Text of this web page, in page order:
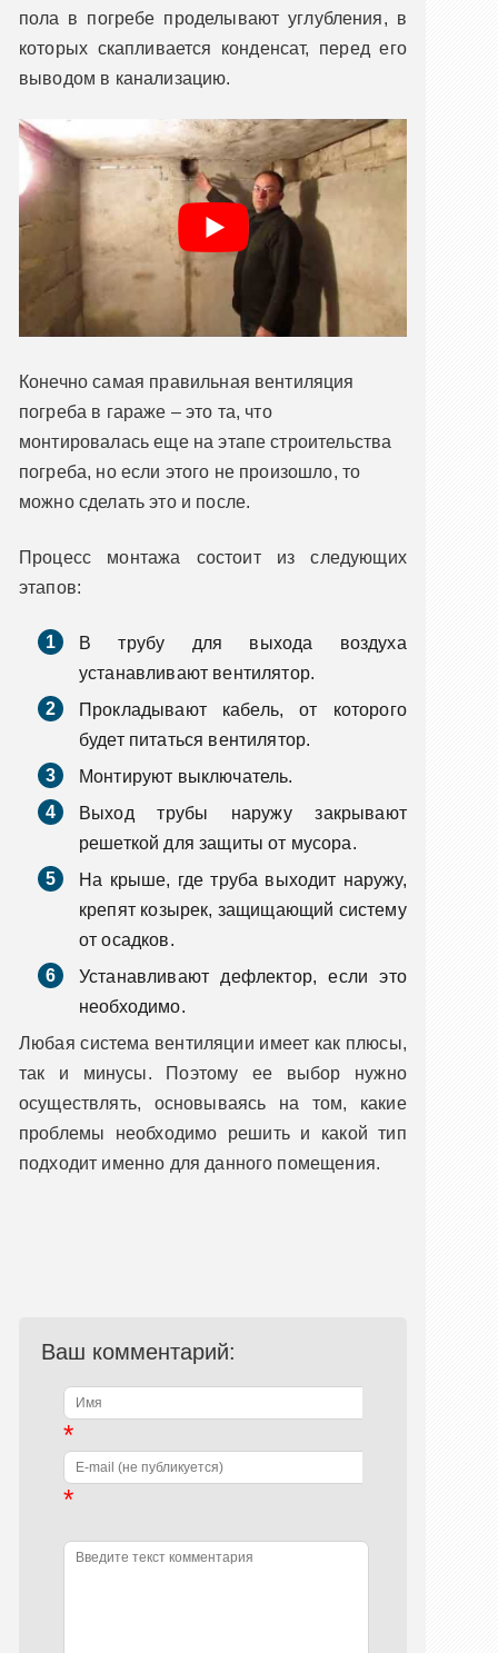
пола в погребе проделывают углубления, в
которых скапливается конденсат, перед его
выводом в канализацию.
Конечно самая правильная вентиляция
погреба в гараже – это та, что
монтировалась еще на этапе строительства
погреба, но если этого не произошло, то
можно сделать это и после.
Процесс монтажа состоит из следующих
этапов:
В трубу для выхода воздуха
устанавливают вентилятор.
Прокладывают кабель, от которого
будет питаться вентилятор.
Монтируют выключатель.
Выход трубы наружу закрывают
решеткой для защиты от мусора.
На крыше, где труба выходит наружу,
крепят козырек, защищающий систему
от осадков.
Устанавливают дефлектор, если это
необходимо.
Любая система вентиляции имеет как плюсы,
так и минусы. Поэтому ее выбор нужно
осуществлять, основываясь на том, какие
проблемы необходимо решить и какой тип
подходит именно для данного помещения.
Ваш комментарий:
*
*